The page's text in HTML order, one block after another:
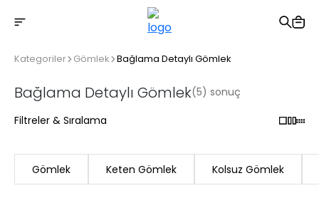
2500 TL üzeri ücretsiz kargo
Kategoriler Gömlek Bağlama Detaylı Gömlek
Bağlama Detaylı Gömlek(5) sonuç
Filtreler & Sıralama
Gömlek Keten Gömlek Kolsuz Gömlek